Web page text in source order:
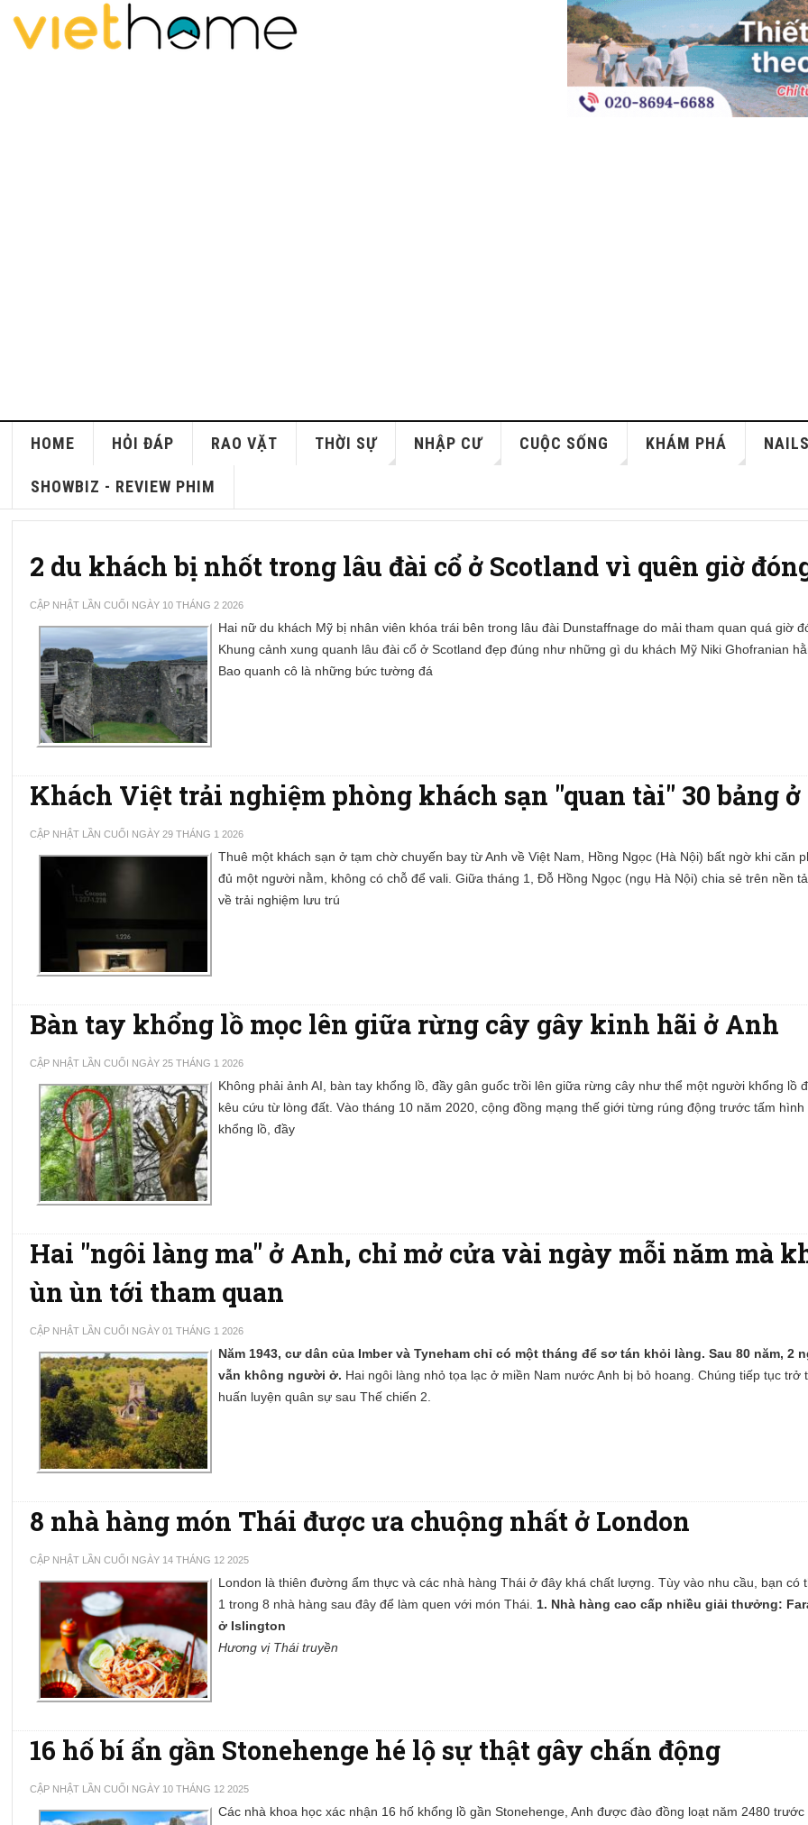
HOME HỎI ĐÁP RAO VẶT THỜI SỰ NHẬP CƯ CUỘC SỐNG KHÁM PHÁ
SHOWBIZ - REVIEW PHIM
2 du khách bị nhốt trong lâu đài cổ ở Scotland vì quên giờ
CẬP NHẬT LẦN CUỐI NGÀY 10 THÁNG 2 2026
Hai nữ du khách Mỹ bị nhân viên khóa trái bên trong lâu đài Dunstaffnage do mải tham quan quá giờ
Khung cảnh xung quanh lâu đài cổ ở Scotland đẹp đúng như những gì du khách Mỹ Niki Ghofranian
Bao quanh cô là những bức tường đá
Khách Việt trải nghiệm phòng khách sạn "quan tài" 30 bảng
CẬP NHẬT LẦN CUỐI NGÀY 29 THÁNG 1 2026
Thuê một khách sạn ở tạm chờ chuyến bay từ Anh về Việt Nam, Hồng Ngọc (Hà Nội) bất ngờ khi căn
đủ một người nằm, không có chỗ để vali. Giữa tháng 1, Đỗ Hồng Ngọc (ngụ Hà Nội) chia sẻ trên nền
về trải nghiệm lưu trú
Bàn tay khổng lồ mọc lên giữa rừng cây gây kinh hãi ở Anh
CẬP NHẬT LẦN CUỐI NGÀY 25 THÁNG 1 2026
Không phải ảnh AI, bàn tay khổng lồ, đầy gân guốc trồi lên giữa rừng cây như thể một người khổng lồ
kêu cứu từ lòng đất. Vào tháng 10 năm 2020, cộng đồng mạng thế giới từng rúng động trước tấm hình
khổng lồ, đầy
Hai "ngôi làng ma" ở Anh, chỉ mở cửa vài ngày mỗi năm mà
ùn ùn tới tham quan
CẬP NHẬT LẦN CUỐI NGÀY 01 THÁNG 1 2026
Năm 1943, cư dân của Imber và Tyneham chỉ có một tháng để sơ tán khỏi làng. Sau 80 năm, 2
vẫn không người ở. Hai ngôi làng nhỏ tọa lạc ở miền Nam nước Anh bị bỏ hoang. Chúng tiếp tục trở
huấn luyện quân sự sau Thế chiến 2.
8 nhà hàng món Thái được ưa chuộng nhất ở London
CẬP NHẬT LẦN CUỐI NGÀY 14 THÁNG 12 2025
London là thiên đường ẩm thực và các nhà hàng Thái ở đây khá chất lượng. Tùy vào nhu cầu, bạn có
1 trong 8 nhà hàng sau đây để làm quen với món Thái.1. Nhà hàng cao cấp nhiều giải thưởng:
ở Islington
Hương vị Thái truyền
16 hố bí ẩn gần Stonehenge hé lộ sự thật gây chấn động
CẬP NHẬT LẦN CUỐI NGÀY 10 THÁNG 12 2025
Các nhà khoa học xác nhận 16 hố khổng lồ gần Stonehenge, Anh được đào đồng loạt năm 2480 trước